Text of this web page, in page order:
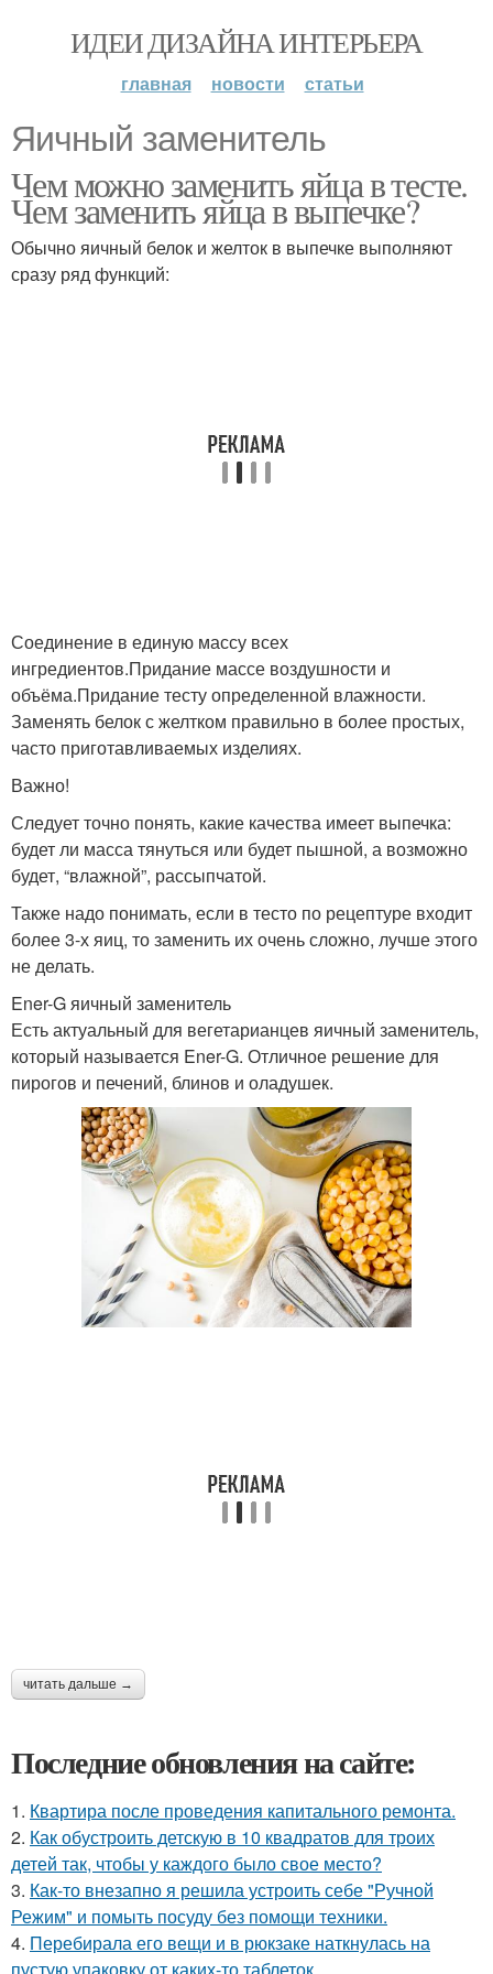
ИДЕИ ДИЗАЙНА ИНТЕРЬЕРА
главная новости статьи
Яичный заменитель
Чем можно заменить яйца в тесте.
Чем заменить яйца в выпечке?
Обычно яичный белок и желток в выпечке выполняют
сразу ряд функций:
Соединение в единую массу всех
ингредиентов.Придание массе воздушности и
объёма.Придание тесту определенной влажности.
Заменять белок с желтком правильно в более простых,
часто приготавливаемых изделиях.
Важно!
Следует точно понять, какие качества имеет выпечка:
будет ли масса тянуться или будет пышной, а возможно
будет, “влажной”, рассыпчатой.
Также надо понимать, если в тесто по рецептуре входит
более 3-х яиц, то заменить их очень сложно, лучше этого
не делать.
Ener-G яичный заменитель
Есть актуальный для вегетарианцев яичный заменитель,
который называется Ener-G. Отличное решение для
пирогов и печений, блинов и оладушек.
читать дальше →
Последние обновления на сайте:
1. Квартира после проведения капитального ремонта.
2. Как обустроить детскую в 10 квадратов для троих
детей так, чтобы у каждого было свое место?
3. Как-то внезапно я решила устроить себе "Ручной
Режим" и помыть посуду без помощи техники.
4. Перебирала его вещи и в рюкзаке наткнулась на